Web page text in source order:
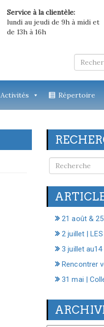
Service à la clientèle:
lundi au jeudi de 9h à midi et
de 13h à 16h
Activités Répertoire
21 août &
2 juillet | LES
3 juillet au14
Rencontrer
31 mai |